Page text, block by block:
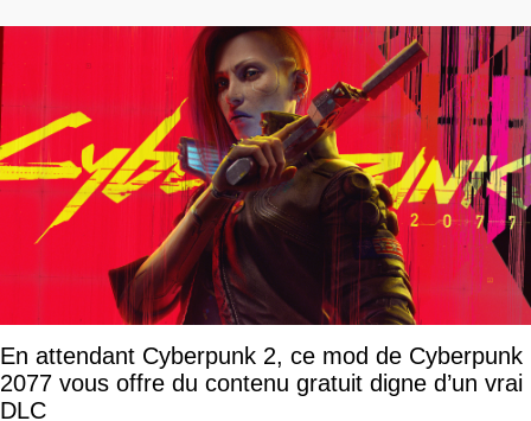
En attendant Cyberpunk 2, ce mod de Cyberpunk
2077 vous offre du contenu gratuit digne d’un vrai
DLC